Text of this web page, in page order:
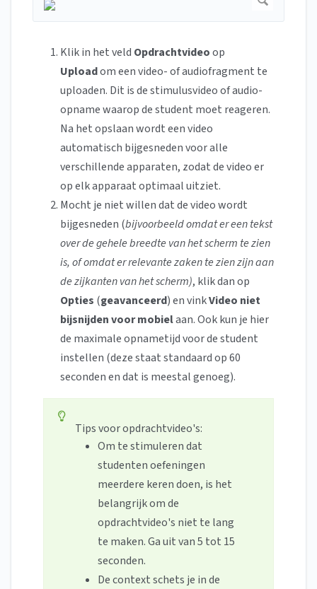
Klik in het veld Opdrachtvideoop
Uploadom een video- of audiofragment te
uploaden. Dit is de stimulusvideo of audio-
opname waarop de student moet reageren.
Na het opslaan wordt een video
automatisch bijgesneden voor alle
verschillende apparaten, zodat de video er
op elk apparaat optimaal uitziet.
Mocht je niet willen dat de video wordt
bijgesneden (bijvoorbeeld omdat er een tekst
over de gehele breedte van het scherm te zien
is, of omdat er relevante zaken te zien zijn aan
de zijkanten van het scherm), klik dan op
Opties (geavanceerd) en vinkVideo niet
bijsnijden voor mobielaan. Ook kun je hier
de maximale opnametijd voor de student
instellen (deze staat standaard op 60
seconden en dat is meestal genoeg).
Tips voor opdrachtvideo's:
Om te stimuleren dat
studenten oefeningen
meerdere keren doen, is het
belangrijk om de
opdrachtvideo's niet te lang
te maken. Ga uit van 5 tot 15
seconden.
De context schets je in de